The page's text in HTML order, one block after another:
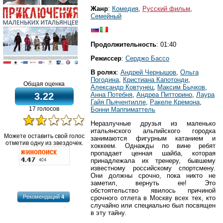
Общая оценка
3.22
17 голосов
Можете оставить свой голос
отметив одну из звездочек.
Рекомендаций4
Жанр: Комедия Русский фильм
Семейный
Продолжительность: 01:40
Режиссер: Серджо Бассо
В ролях: Андрей Чернышов Ольга
Погодина
Кристиана Капотонди
Александр Ковтунец
Максим Бычков
Анна Потебня Андреа Питторино Лаура
Гайя Пьячентилле
Ракеле Кремона
Бонни Маппиматтель
Неразлучные друзья из маленько
итальянского альпийского городка
занимаются фигурным катанием и
хоккеем. Однажды по вине ребят
пропадает ценная шайба, которая
принадлежала их тренеру, бывшему
известному российскому спортсмену.
Они должны срочно, пока никто не
заметил, вернуть ее! Это
обстоятельство явилось причиной
срочного отлета в Москву всех тех, кто
случайно или специально был посвящен
в эту тайну.